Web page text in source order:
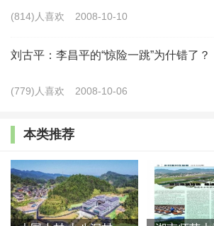
差异。
1 文献综述
虽然已有大量研究关注农业产业
业产业扶贫对农户脱贫产生了积极的
为, 农业产业扶贫能够改变农户生计
(814)人喜欢 2008-10-10
刘古平：李昌平的“惊险一跳”为什错了？
(779)人喜欢 2008-10-06
本类推荐